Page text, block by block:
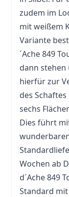
zudem im
mit weißem
Variante
´Ache 849
dann
hierfür zur
des
sechs
Dies führt
Wochen ab
d´Ache 849
Standard